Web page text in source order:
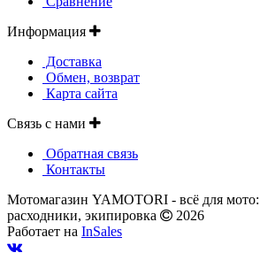
Информация
Доставка
Обмен, возврат
Карта сайта
Связь с нами
Обратная связь
Контакты
Мотомагазин YAMOTORI - всё для мото:
расходники, экипировка
2026
Работает на InSales